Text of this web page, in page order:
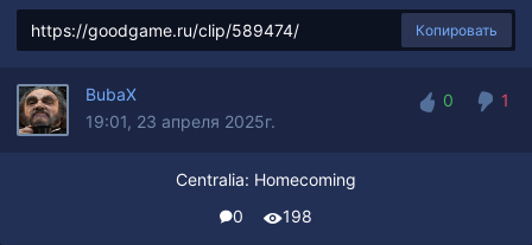
Копировать
BubaX
19:01, 23 апреля 2025г.
0
1
Centralia: Homecoming
0
198